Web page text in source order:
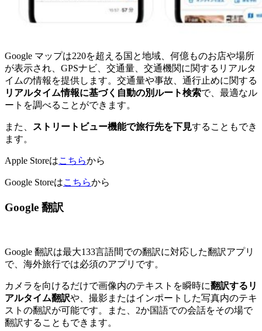
Google マップは220を超える国と地域、何億ものお店や場所
が表示され、GPSナビ、交通量、交通機関に関するリアルタ
イムの情報を提供します。交通量や事故、通行止めに関する
リアルタイム情報に基づく自動の別ルート検索で、最適なル
ートを調べることができます。
また、 ストリートビュー機能で旅行先を下見することもでき
ます。
Apple Storeはこちらから
Google Storeはこちらから
Google 翻訳
Google 翻訳は最大133言語間での翻訳に対応した翻訳アプリ
で、海外旅行では必須のアプリです。
カメラを向けるだけで画像内のテキストを瞬時に翻訳するリ
アルタイム翻訳や、撮影またはインポートした写真内のテキ
ストの翻訳が可能です。また、2か国語での会話をその場で
翻訳することもできます。